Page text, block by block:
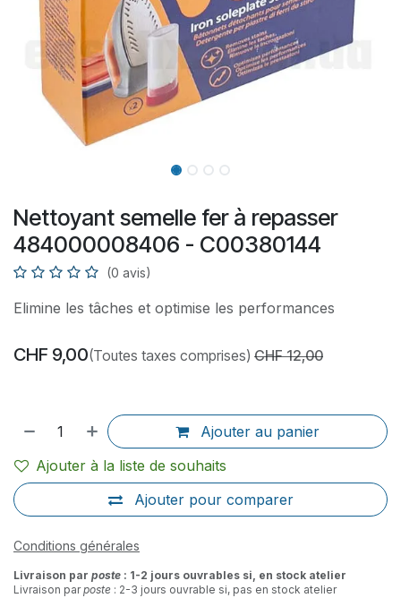
Nettoyant semelle fer à repasser
484000008406 - C00380144
(0 avis)
Elimine les tâches et optimise les performances
CHF 9,00(Toutes taxes comprises) CHF12,00
Ajouter au panier
Ajouter pour comparer
Ajouter à la liste de souhaits
Conditions générales
Livraison par poste : 1-2 jours ouvrables si, en stock atelier
Livraison parposte : 2-3 jours ouvrable si, pas en stock atelier